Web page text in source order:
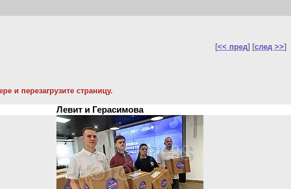
[<< пред] [след >>]
и перезагрузите страницу.
Левит и Герасимова